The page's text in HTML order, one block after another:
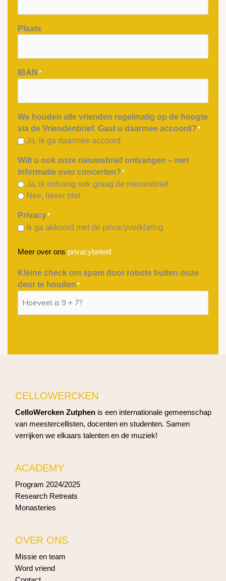
Plaats
IBAN *
We houden alle vrienden regelmatig op de hoogte
via de Vriendenbrief. Gaat u daarmee accoord? *
Ja, ik ga daarmee accoord
Wilt u ook onze nieuwsbrief ontvangen – met
informatie over concerten? *
Ja, ik ontvang ook graag de nieuwsbrief
Nee, liever niet
Privacy*
Ik ga akkoord met de privacyverklaring
Meer over ons privacybeleid
Kleine check om spam door robots buiten onze
deur te houden *
CELLOWERCKEN
CelloWercken Zutphen is een internationale gemeenschap
van meestercellisten, docenten en studenten. Samen
verrijken we elkaars talenten en de muziek!
ACADEMY
Program 2024/2025
Research Retreats
Monasteries
OVER ONS
Missie en team
Word vriend